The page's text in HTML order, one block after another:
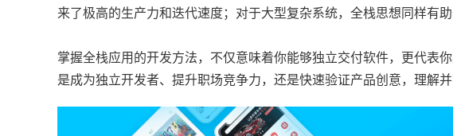
来了极高的生产力和迭代速度；对于大型复杂系统，全栈思想同样有助
掌握全栈应用的开发方法，不仅意味着你能够独立交付软件，更代表
是成为独立开发者、提升职场竞争力，还是快速验证产品创意，理解